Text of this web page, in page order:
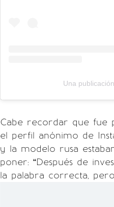
Una
Cabe recordar que fue
el perfil anónimo de
y la modelo rusa
poner: “Después de
la palabra correcta,